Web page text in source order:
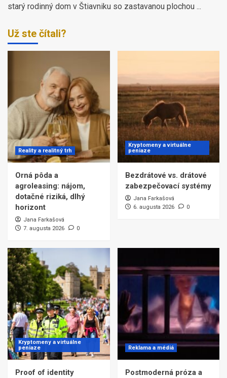
starý rodinný dom v Štiavniku so zastavanou plochou ...
Už ste čítali?
Reality a realitný trh
Orná pôda a
agroleasing: nájom,
dotačné riziká, dlhý
horizont
Jana Farkašová
7. augusta 2026
0
Kryptomeny a virtuálne
peniaze
Bezdrátové vs. drátové
zabezpečovací systémy
Jana Farkašová
6. augusta 2026
0
Kryptomeny a virtuálne
peniaze
Proof of identity
Reklama a médiá
Postmoderná próza a